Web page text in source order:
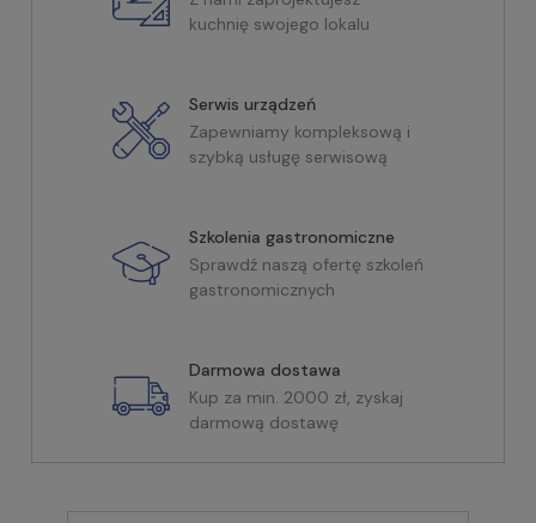
kuchnię swojego lokalu
Serwis urządzeń
Zapewniamy kompleksową i
szybką usługę serwisową
Szkolenia gastronomiczne
Sprawdź naszą ofertę szkoleń
gastronomicznych
Darmowa dostawa
Kup za min. 2000 zł, zyskaj
darmową dostawę